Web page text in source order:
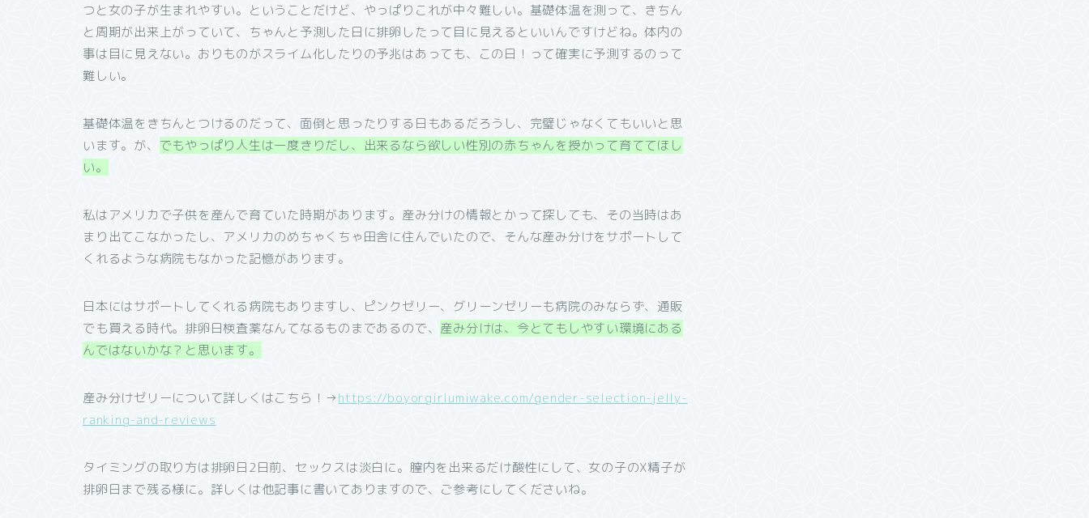
つと女の子が生まれやすい。ということだけど、やっぱりこれが中々難しい。基礎体温を測って、きちん
と周期が出来上がっていて、ちゃんと予測した日に排卵したって目に見えるといいんですけどね。体内の
事は目に見えない。おりものがスライム化したりの予兆はあっても、この日！って確実に予測するのって
難しい。
基礎体温をきちんとつけるのだって、面倒と思ったりする日もあるだろうし、完璧じゃなくてもいいと思
います。が、 でもやっぱり人生は一度きりだし、出来るなら欲しい性別の赤ちゃんを授かって育ててほし
い。
私はアメリカで子供を産んで育ていた時期があります。産み分けの情報とかって探しても、その当時はあ
まり出てこなかったし、アメリカのめちゃくちゃ田舎に住んでいたので、そんな産み分けをサポートして
くれるような病院もなかった記憶があります。
日本にはサポートしてくれる病院もありますし、ピンクゼリー、グリーンゼリーも病院のみならず、通販
でも買える時代。排卵日検査薬なんてなるものまであるので、 産み分けは、今とてもしやすい環境にある
んではないかな？と思います。
産み分けゼリーについて詳しくはこちら！→https://boyorgirlumiwake.com/gender-selection-jelly-
ranking-and-reviews
タイミングの取り方は排卵日2日前、セックスは淡白に。膣内を出来るだけ酸性にして、女の子のX精子が
排卵日まで残る様に。詳しくは他記事に書いてありますので、ご参考にしてくださいね。